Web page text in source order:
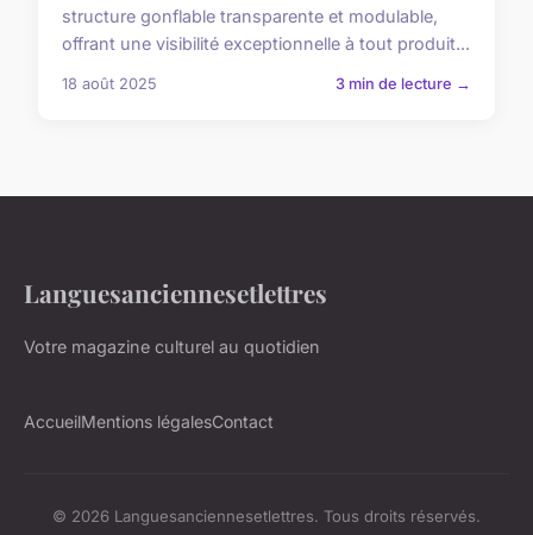
structure gonflable transparente et modulable,
offrant une visibilité exceptionnelle à tout produit...
18 août 2025 3 min de lecture →
Languesanciennesetlettres
Votre magazine culturel au quotidien
AccueilMentions légalesContact
© 2026 Languesanciennesetlettres. Tous droits réservés.